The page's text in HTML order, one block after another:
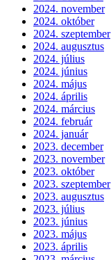
2024. november
2024. október
2024. szeptember
2024. augusztus
2024. július
2024. június
2024. május
2024. április
2024. március
2024. február
2024. január
2023. december
2023. november
2023. október
2023. szeptember
2023. augusztus
2023. július
2023. június
2023. május
2023. április